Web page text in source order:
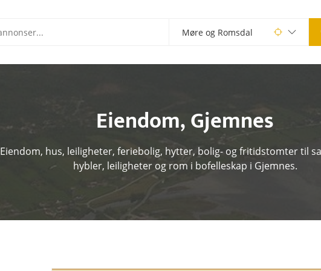
Eiendom,Gjemnes
Eiendom, hus, leiligheter, feriebolig, hytter, bolig- og fritidstomter til
hybler, leiligheter og rom i bofelleskap i Gjemnes.